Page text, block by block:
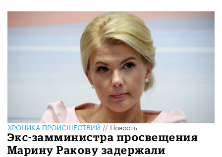
ХРОНИКА ПРОИСШЕСТВИЙ//Новость
Экс-замминистра просвещения
Марину Ракову задержали